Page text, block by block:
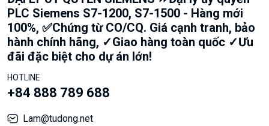
PLC Siemens S7-1200, S7-1500 - Hàng mới
100%, ✅Chứng từ CO/CQ. Giá cạnh tranh, bảo
hành chính hãng, ✓Giao hàng toàn quốc ✓Ưu
đãi đặc biệt cho dự án lớn!
HOTLINE
+84 888 789 688
Lam@tudong.net